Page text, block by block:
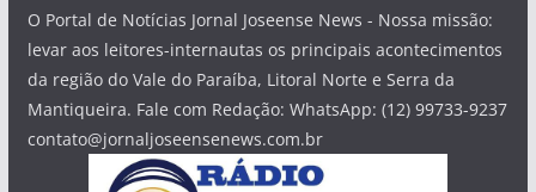
O Portal de Notícias Jornal Joseense News - Nossa missão:
levar aos leitores-internautas os principais acontecimentos
da região do Vale do Paraíba, Litoral Norte e Serra da
Mantiqueira. Fale com Redação: WhatsApp: (12) 99733-9237
contato@jornaljoseensenews.com.br